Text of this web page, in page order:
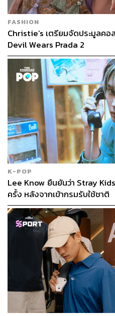
FASHION
Christie’s เตรียมจัดประมูลค
Devil Wears Prada 2
K-POP
Lee Know ยืนยันว่า Stray
ครั้ง หลังจากเข้ากรมรับใช้ชาติ